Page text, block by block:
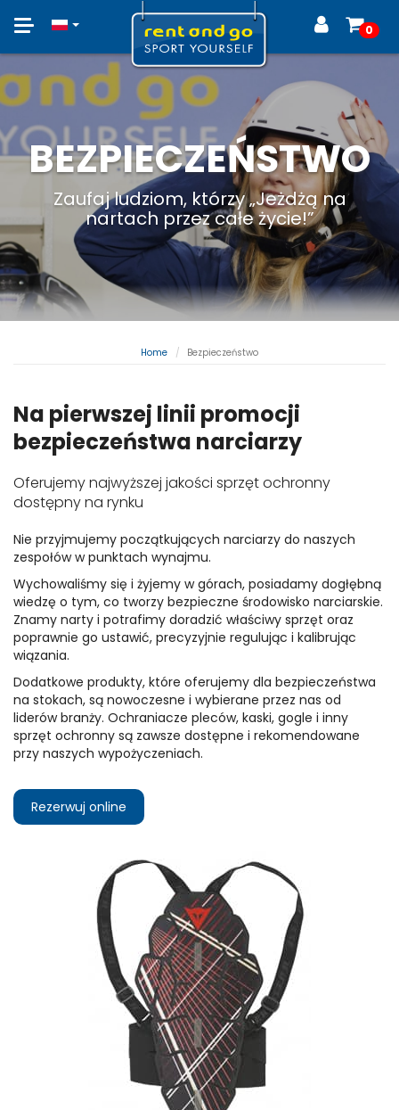
Toggle
0
BEZPIECZEŃSTWO
Zaufaj ludziom, którzy „Jeżdżą na
nartach przez całe życie!”
Home Bezpieczeństwo
Na pierwszej linii promocji
bezpieczeństwa narciarzy
Oferujemy najwyższej jakości sprzęt ochronny
dostępny na rynku
Nie przyjmujemy początkujących narciarzy do naszych
zespołów w punktach wynajmu.
Wychowaliśmy się i żyjemy w górach, posiadamy dogłębną
wiedzę o tym, co tworzy bezpieczne środowisko narciarskie.
Znamy narty i potrafimy doradzić właściwy sprzęt oraz
poprawnie go ustawić, precyzyjnie regulując i kalibrując
wiązania.
Dodatkowe produkty, które oferujemy dla bezpieczeństwa
na stokach, są nowoczesne i wybierane przez nas od
liderów branży. Ochraniacze pleców, kaski, gogle i inny
sprzęt ochronny są zawsze dostępne i rekomendowane
przy naszych wypożyczeniach.
Rezerwuj online